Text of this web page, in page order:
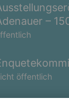
–
öffentlich